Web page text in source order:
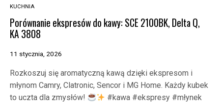
KUCHNIA
Porównanie ekspresów do kawy: SCE 2100BK, Delta Q,
KA 3808
11 stycznia, 2026
Rozkoszuj się aromatyczną kawą dzięki ekspresom i
młynom Camry, Clatronic, Sencor i MG Home. Każdy kubek
to uczta dla zmysłów!
#kawa #ekspresy #młynek